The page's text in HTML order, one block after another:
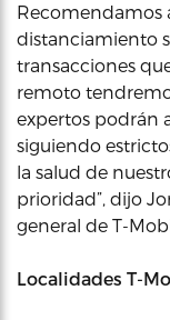
Recomendamos
distanciamiento
transacciones
remoto
expertos podrán
siguiendo
la salud de
prioridad”, dijo
general de T-
Localidades T-